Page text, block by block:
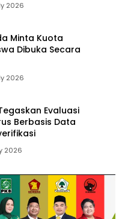
2026
Minta Kuota
Dibuka Secara
2026
Evaluasi
Berbasis Data
2026